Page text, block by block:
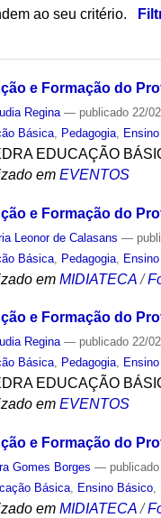
ao seu critério.
e Formação do
Regina — publicado 22/
Básica
Pedagogia
EDUCAÇÃO
em EVENTOS
e Formação do
Leonor de Calasans —
Básica Pedagogia
em MIDIATECA /
e Formação do
Regina — publicado 22/
Básica, Pedagogia,
EDUCAÇÃO
em EVENTOS
e Formação do
Gomes Borges — publicado
Básica, Ensino Básico,
em MIDIATECA /